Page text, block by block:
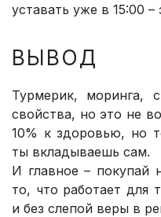
уставать уже в 15:00 –
ВЫВОД
Турмерик, моринга,
свойства, но это не
10% к здоровью, но
ты вкладываешь сам.
И главное – покупай
то, что работает для
и без слепой веры в